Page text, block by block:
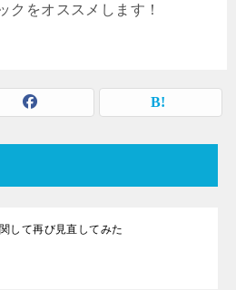
クをオススメします！
して再び見直してみた